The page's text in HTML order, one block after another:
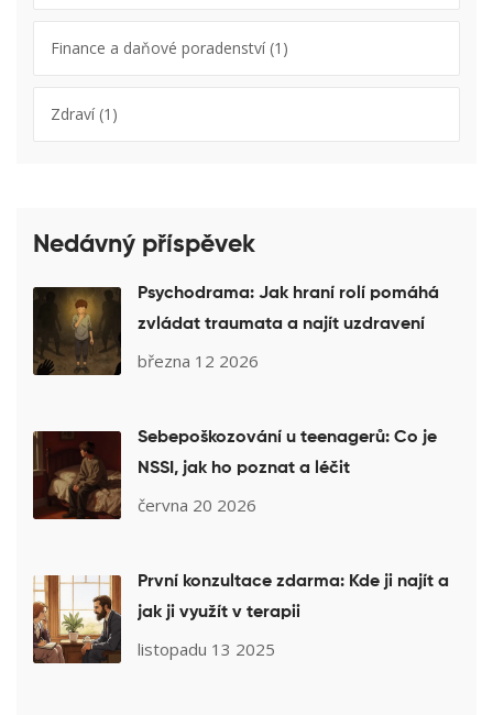
Finance a daňové poradenství(1)
Zdraví(1)
Nedávný příspěvek
Psychodrama: Jak hraní rolí pomáhá
zvládat traumata a najít uzdravení
března 12 2026
Sebepoškozování u teenagerů: Co je
NSSI, jak ho poznat a léčit
června 20 2026
První konzultace zdarma: Kde ji najít a
jak ji využít v terapii
listopadu 13 2025